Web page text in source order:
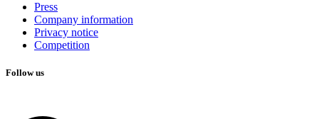
Press
Company information
Privacy notice
Competition
Follow us